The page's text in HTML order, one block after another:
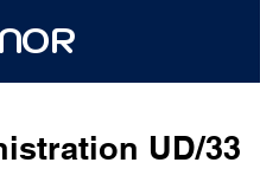
UD/33